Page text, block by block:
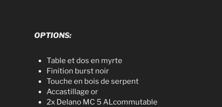
OPTIONS:
Table et dos en myrte
Finition burst noir
Touche en bois de serpent
Accastillage or
2x Delano MC 5 ALcommutable